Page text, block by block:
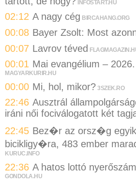
INFOSTART.HU
02:12 A nagy cég BIRCAHANG.ORG
00:08 Bayer Zsolt: Most
00:07 Lavrov téved
00:01 Mai evangélium –
MAGYARKURIR.HU
00:00 Mi, hol, mikor? 3SZEK.RO
22:46 Ausztrál
iráni női fociválogatott két
22:45 Bez�r az orsz�g
bicikligy�ra, 483 ember
KURUC.INFO
22:36 A hatos lottó
GONDOLA.HU